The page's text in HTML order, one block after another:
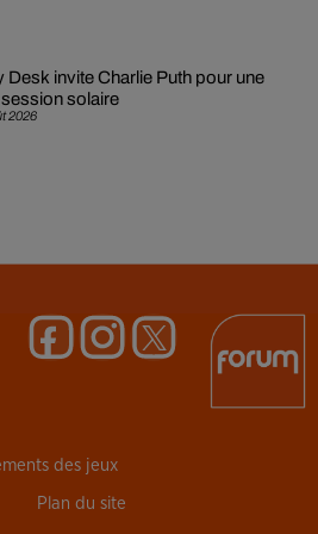
2026
Desk invite Charlie Puth pour une
session solaire
des jeux
Plan du site